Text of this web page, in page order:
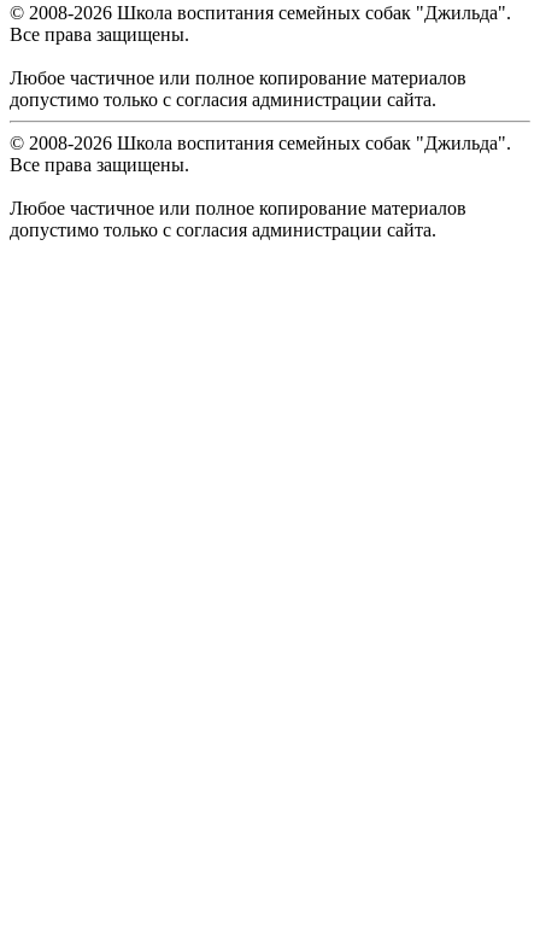
© 2008-2026 Школа воспитания семейных собак "Джильда".
Все права защищены.
Любое частичное или полное копирование материалов
допустимо только с согласия администрации сайта.
© 2008-2026 Школа воспитания семейных собак "Джильда".
Все права защищены.
Любое частичное или полное копирование материалов
допустимо только с согласия администрации сайта.